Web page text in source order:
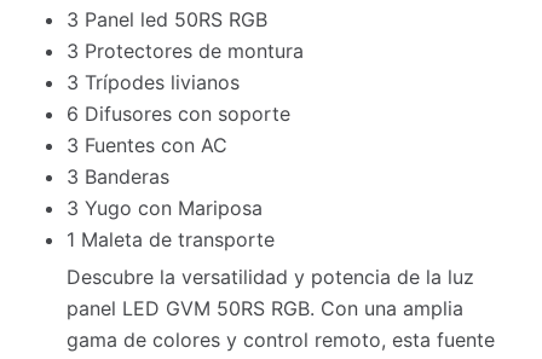
3 Panel led 50RS RGB
3 Protectores de montura
3 Trípodes livianos
6 Difusores con soporte
3 Fuentes con AC
3 Banderas
3 Yugo con Mariposa
1 Maleta de transporte
Descubre la versatilidad y potencia de la luz
panel LED GVM 50RS RGB. Con una amplia
gama de colores y control remoto, esta fuente